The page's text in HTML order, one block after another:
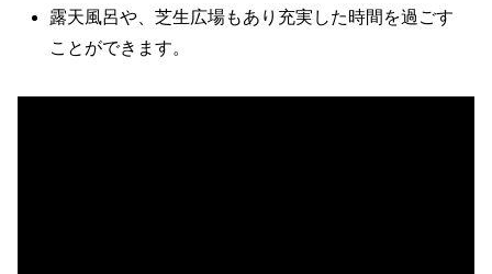
露天風呂や、芝生広場もあり充実した時間を過ごす
ことができます。